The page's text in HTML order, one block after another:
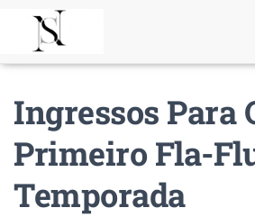
Ingressos Para
Primeiro Fla-
Temporada